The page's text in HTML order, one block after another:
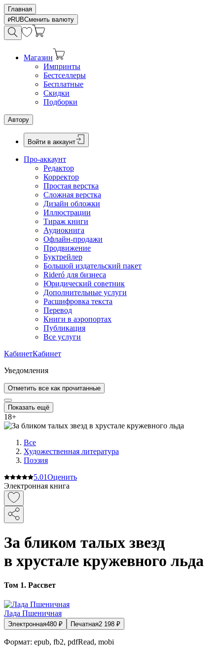
Главная
RUBСменить валюту
Магазин
Импринты
Бестселлеры
Бесплатные
Скидки
Подборки
Автору
Войти в аккаунт
Про-аккаунт
Редактор
Корректор
Простая верстка
Сложная верстка
Дизайн обложки
Иллюстрации
Тираж книги
Аудиокнига
Офлайн-продажи
Продвижение
Буктрейлер
Большой издательский пакет
Rideró для бизнеса
Юридический советник
Дополнительные услуги
Расшифровка текста
Перевод
Книги в аэропортах
Публикация
Все услуги
КабинетКабинет
Уведомления
Отметить все как прочитанные
Показать ещё
18+
Все
Художественная литература
Поэзия
5.01Оценить
Электронная книга
За бликом талых звезд
в хрустале кружевного льда
Том 1. Рассвет
Лада Пшеничная
Электронная480 ₽ Печатная2 198 ₽
Формат: epub, fb2, pdfRead, mobi